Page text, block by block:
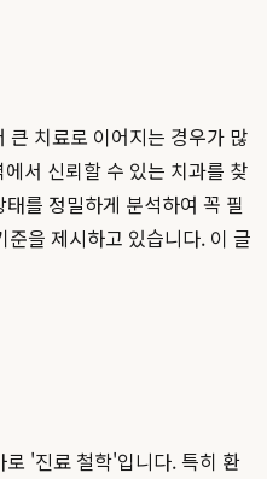
큰 치료로 이어지는 경우가 많
서 신뢰할 수 있는 치과를 찾
를 정밀하게 분석하여 꼭 필
준을 제시하고 있습니다. 이 글
'진료 철학'입니다. 특히 환